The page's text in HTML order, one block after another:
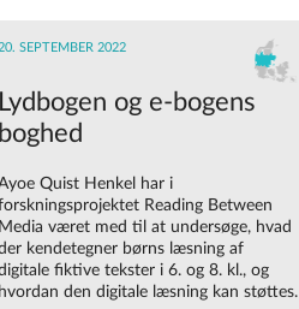
20. SEPTEMBER 2022
Lydbogen og e-bogens
boghed
Quist Henkel har i
Reading Between
Media været med til at undersøge, hvad
kendetegner børns læsning af
fiktive tekster i 6. og 8. kl., og
hvordan den digitale læsning kan støttes.